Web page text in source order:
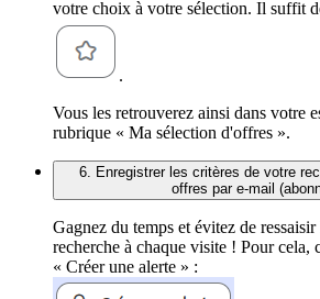
votre choix à votre sélection. Il suffit
.
Vous les retrouverez ainsi dans votre
rubrique « Ma sélection d'offres ».
6. Enregistrer les critères de votre
offres par e-mail
Gagnez du temps et évitez de
recherche à chaque visite ! Pour cela,
« Créer une alerte » :